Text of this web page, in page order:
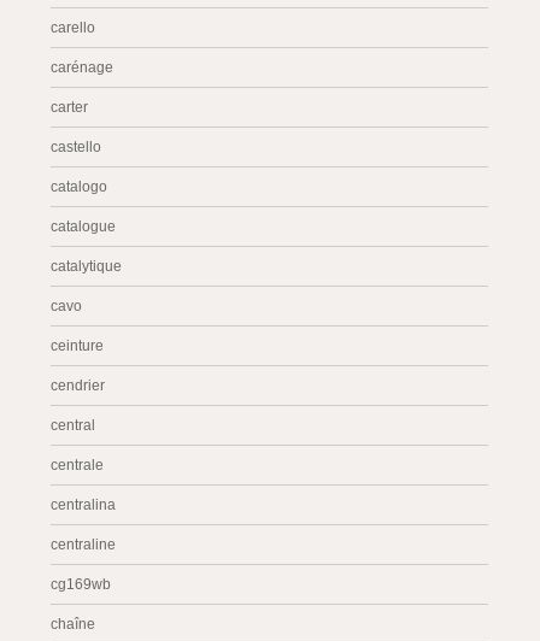
carello
carénage
carter
castello
catalogo
catalogue
catalytique
cavo
ceinture
cendrier
central
centrale
centralina
centraline
cg169wb
chaîne